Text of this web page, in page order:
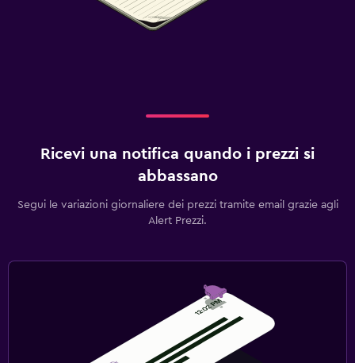
Ricevi una notifica quando i prezzi si
abbassano
Segui le variazioni giornaliere dei prezzi tramite email grazie agli
Alert Prezzi.